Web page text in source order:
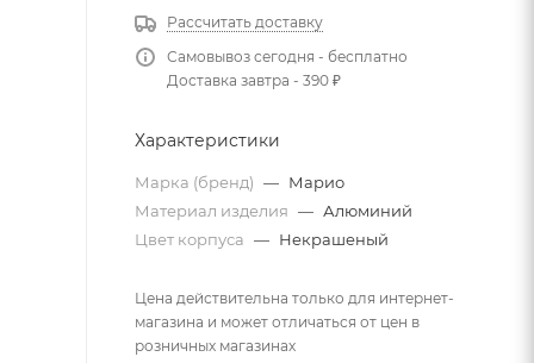
Рассчитать доставку
Самовывоз сегодня - бесплатно
Доставка завтра - 390 ₽
Характеристики
Марка (бренд) — Марио
Материал изделия — Алюминий
Цвет корпуса — Некрашеный
Цена действительна только для интернет-
магазина и может отличаться от цен в
розничных магазинах